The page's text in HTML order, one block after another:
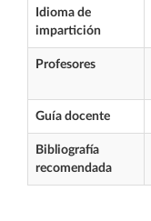
Idioma de
impartición
Profesores
Guía docente
Bibliografía
recomendada